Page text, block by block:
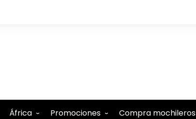
África Promociones Compra mochileros